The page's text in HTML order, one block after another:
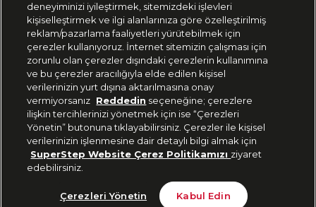
Tükendi
444 37 36
Uygulamadan Takip Edin
Bizi Takip Edin
deneyiminizi iyileştirmek, sitemizdeki işlevleri
kişiselleştirmek ve ilgi alanlarınıza göre özelleştirilmiş
reklam/pazarlama faaliyetleri yürütebilmek için
çerezler kullanıyoruz. İnternet sitemizin çalışması için
zorunlu olan çerezler dışındaki çerezlerin kullanımına
ve bu çerezler aracılığıyla elde edilen kişisel
verilerinizin yurt dışına aktarılmasına onay
vermiyorsanız Reddedin seçeneğine; çerezlere
ilişkin tercihlerinizi yönetmek için ise “Çerezleri
Yönetin” butonuna tıklayabilirsiniz. Çerezler ile kişisel
verilerinizin işlenmesine dair detaylı bilgi almak için
SuperStep Website Çerez Politikamızı ziyaret
edebilirsiniz.
Çerezleri Yönetin Kabul Edin